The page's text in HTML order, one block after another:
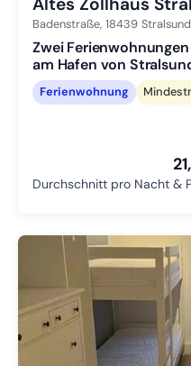
Badenstraße, 18439 Stralsund
Zwei
am Hafen von
Ferienwohnung
Durchschnitt pro Nacht &